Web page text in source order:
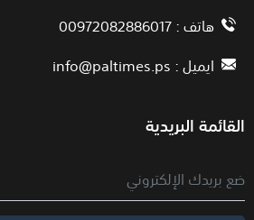
هاتف : 00972082886017
ايميل :info@paltimes.ps
القائمة البريدية